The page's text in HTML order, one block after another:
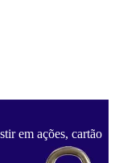
em ações, cartão